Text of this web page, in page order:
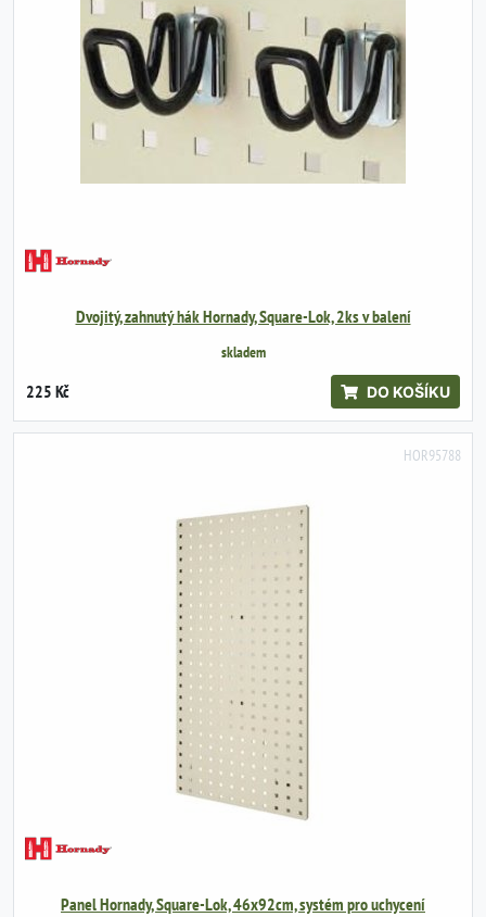
Dvojitý, zahnutý hák Hornady, Square-Lok, 2ks v balení
skladem
225 Kč DO KOŠÍKU
HOR95788
Panel Hornady, Square-Lok, 46x92cm, systém pro uchycení